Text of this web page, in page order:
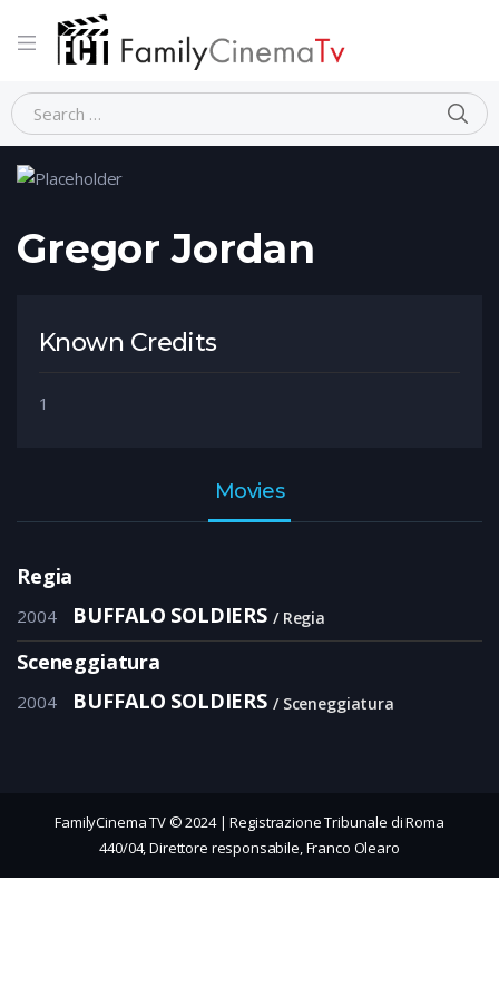
Home Person Gregor Jordan
Gregor Jordan
Known Credits
1
Movies
Regia
2004 BUFFALO SOLDIERS Regia
Sceneggiatura
2004 BUFFALO SOLDIERS Sceneggiatura
FamilyCinema TV © 2024 | Registrazione Tribunale di Roma
440/04, Direttore responsabile, Franco Olearo